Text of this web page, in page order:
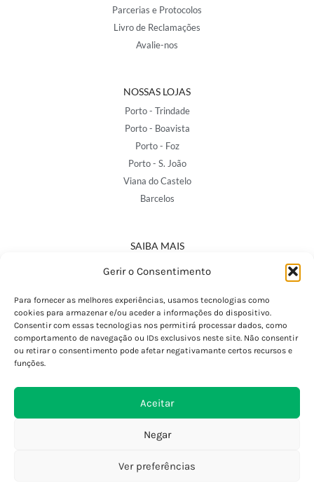
Gerir o Consentimento
Para fornecer as melhores experiências, usamos tecnologias como
cookies para armazenar e/ou aceder a informações do dispositivo.
Consentir com essas tecnologias nos permitirá processar dados, como
comportamento de navegação ou IDs exclusivos neste site. Não consentir
ou retirar o consentimento pode afetar negativamante certos recursos e
funções.
Aceitar
Negar
Ver preferências
Parcerias e Protocolos
Livro de Reclamações
Avalie-nos
NOSSAS LOJAS
Porto - Trindade
Porto - Boavista
Porto - Foz
Porto - S. João
Viana do Castelo
Barcelos
SAIBA MAIS
Política de Privacidade
Termos e Condições
Perguntas Frequentes
Custos de Envio
Encomendas Internacionais
Devoluções e Trocas